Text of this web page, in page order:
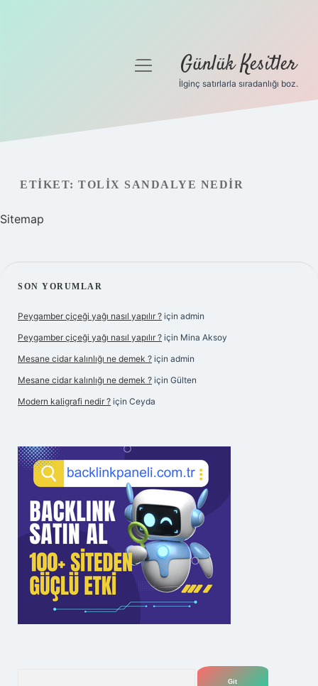
Hakkımızda
menüyü
Günlük Kesitler
İlginç satırlarla sıradanlığı boz.
ETIKET: TOLIX SANDALYE NEDIR
Sitemap
SIDEBAR
SON YORUMLAR
Peygamber çiçeği yağı nasıl yapılır ? için admin
Peygamber çiçeği yağı nasıl yapılır ? için Mina Aksoy
Mesane cidar kalınlığı ne demek ? için admin
Mesane cidar kalınlığı ne demek ? için Gülten
Modern kaligrafi nedir ? için Ceyda